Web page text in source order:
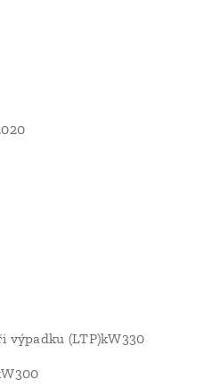
(LTP)kW330